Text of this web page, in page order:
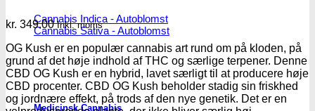
Cannabis Indica - Autoblomst
Cannabis Sativa - Autoblomst
Medicinsk Cannabis
kr. 349.00 Inkl. moms
OG Kush er en populær cannabis art rund om på kloden, på
grund af det høje indhold af THC og særlige terpener. Denne
CBD OG Kush er en hybrid, lavet særligt til at producere høje
CBD procenter. CBD OG Kush beholder stadig sin friskhed
og jordnære effekt, på trods af den nye genetik. Det er en